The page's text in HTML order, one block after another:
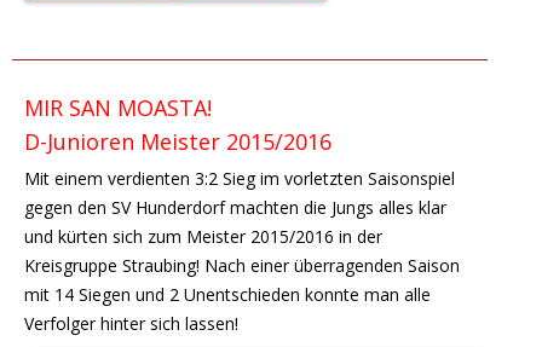
MIR SAN MOASTA!
D-Junioren Meister 2015/2016
Mit einem verdienten 3:2 Sieg im vorletzten Saisonspiel
gegen den SV Hunderdorf machten die Jungs alles klar
und kürten sich zum Meister 2015/2016 in der
Kreisgruppe Straubing! Nach einer überragenden Saison
mit 14 Siegen und 2 Unentschieden konnte man alle
Verfolger hinter sich lassen!